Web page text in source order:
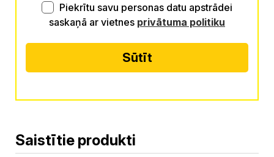
Piekrītu savu personas datu apstrādei
saskaņā ar vietnes privātuma politiku
Sūtīt
Saistītie produkti